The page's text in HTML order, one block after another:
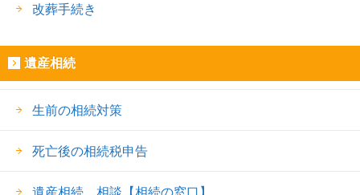
改葬手続き
遺産相続
生前の相続対策
死亡後の相続税申告
遺産相続 相談【相続の窓口】